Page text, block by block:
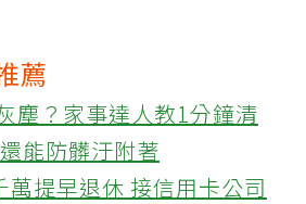
薦
塵？家事達人教1分鐘清
能防髒汙附著
提早退休 接信用卡公司